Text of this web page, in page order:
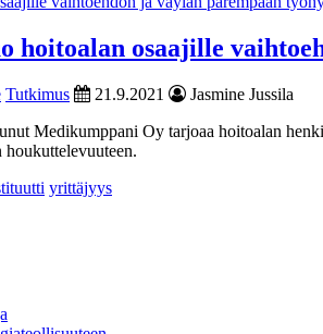
osaajille
Tutkimus 21.9.2021
Jasmine Jussila
Medikumppani Oy tarjoaa hoitoalan
yrittäjyys